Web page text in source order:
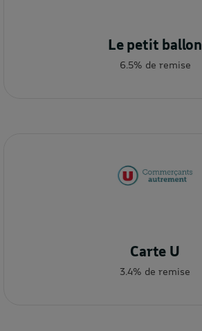
Le petit ballon
6.5% de remise
Carte U
3.4% de remise